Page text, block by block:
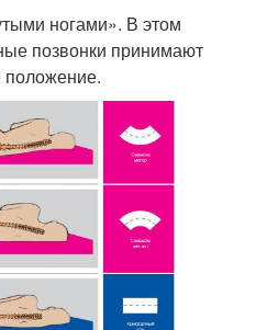
ногами». В этом
позвонки принимают
положение.